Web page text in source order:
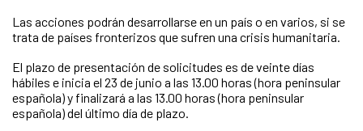
Las acciones podrán desarrollarse en un país o en varios, si se
trata de países fronterizos que sufren una crisis humanitaria.
El plazo de presentación de solicitudes es de veinte días
hábiles e inicia el 23 de junio a las 13.00 horas (hora peninsular
española) y finalizará a las 13.00 horas (hora peninsular
española) del último día de plazo.